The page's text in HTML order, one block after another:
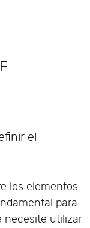
el
los elementos
para
necesite utilizar